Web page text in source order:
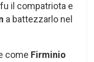
il compatriota e
a battezzarlo nel
come Firminio